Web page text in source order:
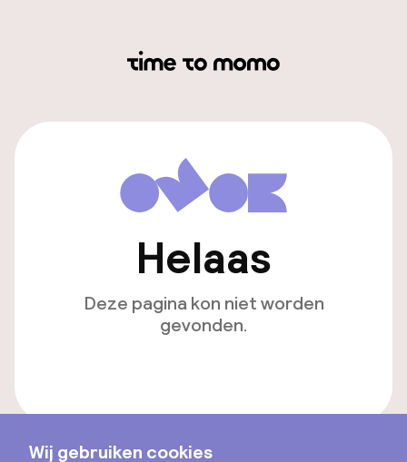
Helaas
Deze pagina kon niet worden
gevonden.